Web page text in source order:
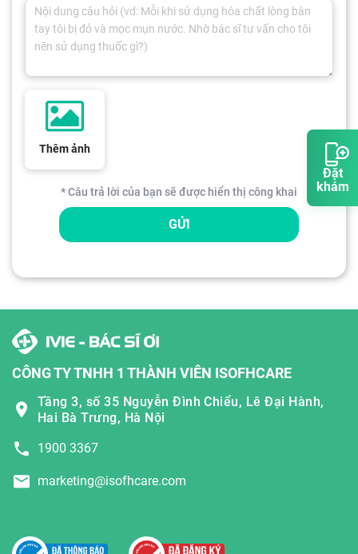
Đặt
khám
Thêm ảnh
* Câu trả lời của bạn sẽ được hiển thị công khai
GỬI
CÔNG TY TNHH 1 THÀNH VIÊN ISOFHCARE
Tầng 3, số 35 Nguyễn Đình Chiểu, Lê Đại Hành,
Hai Bà Trưng, Hà Nội
1900 3367
marketing@isofhcare.com